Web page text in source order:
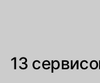
выводит
отражает
13